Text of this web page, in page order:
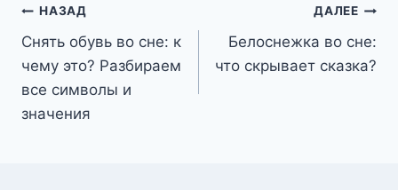
Навигация
по
записям
НАЗАД
Снять обувь во сне: к
чему это? Разбираем
все символы и
значения
ДАЛЕЕ
Белоснежка во сне:
что скрывает сказка?